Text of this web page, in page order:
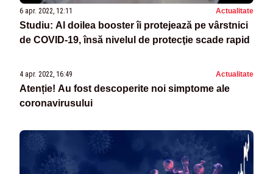
6 apr. 2022, 12:11 Actualitate
Studiu: Al doilea booster îi protejează pe vârstnici
de COVID-19, însă nivelul de protecţie scade rapid
4 apr. 2022, 16:49 Actualitate
Atenție! Au fost descoperite noi simptome ale
coronavirusului